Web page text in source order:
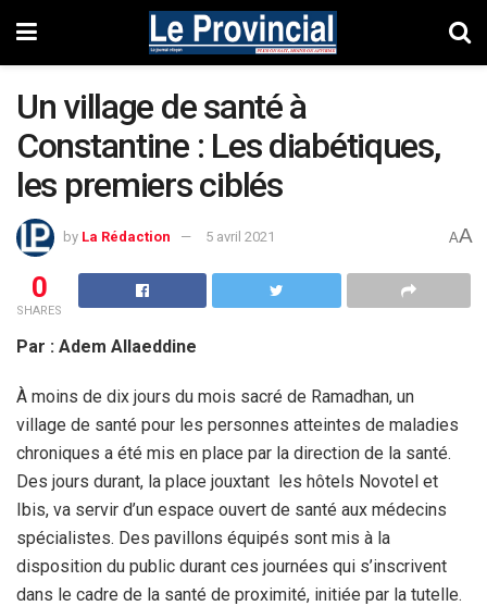
Un village de santé à
Constantine : Les diabétiques,
les premiers ciblés
by La Rédaction 5 avril 2021 AA
0
SHARES
Par : Adem Allaeddine
À moins de dix jours du mois sacré de Ramadhan, un
village de santé pour les personnes atteintes de maladies
chroniques a été mis en place par la direction de la santé.
Des jours durant, la place jouxtant les hôtels Novotel et
Ibis, va servir d’un espace ouvert de santé aux médecins
spécialistes. Des pavillons équipés sont mis à la
disposition du public durant ces journées qui s’inscrivent
dans le cadre de la santé de proximité, initiée par la tutelle.